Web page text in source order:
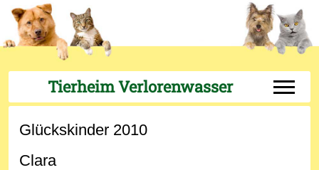
Tierheim Verlorenwasser Off-
Glückskinder 2010
Clara